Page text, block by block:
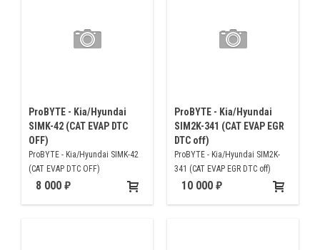
ProBYTE - Kia/Hyundai
SIMK-42 (CAT EVAP DTC
OFF)
ProBYTE - Kia/Hyundai SIMK-42
(CAT EVAP DTC OFF)
8 000
ProBYTE - Kia/Hyundai
SIM2K-341 (CAT EVAP EGR
DTC off)
ProBYTE - Kia/Hyundai SIM2K-
341 (CAT EVAP EGR DTC off)
10 000